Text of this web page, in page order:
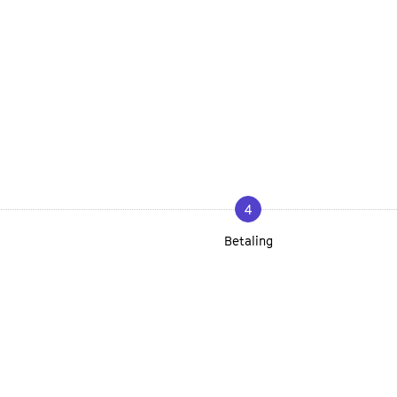
4
Betaling